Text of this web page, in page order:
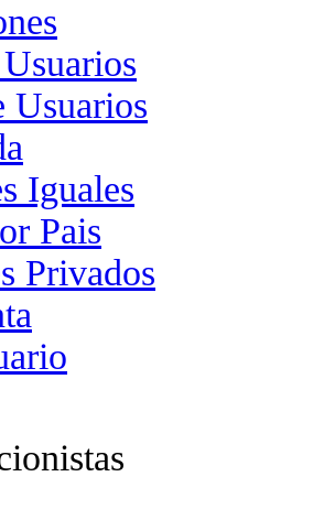
Usuarios
Iguales
Pais
Privados